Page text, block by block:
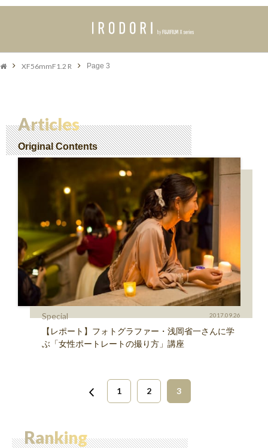
XF56mmF1.2 R Page 3
Articles
Original Contents
Special 2017.09.26
【レポート】フォトグラファー・浅岡省一さんに学
ぶ「女性ポートレートの撮り方」講座
1 2 3
Ranking